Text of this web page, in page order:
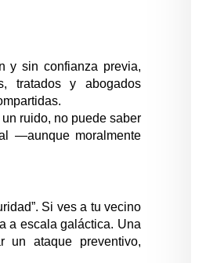
y sin confianza previa,
tratados y abogados
ruido, no puede saber
—aunque moralmente
Si ves a tu vecino
a escala galáctica. Una
ataque preventivo,